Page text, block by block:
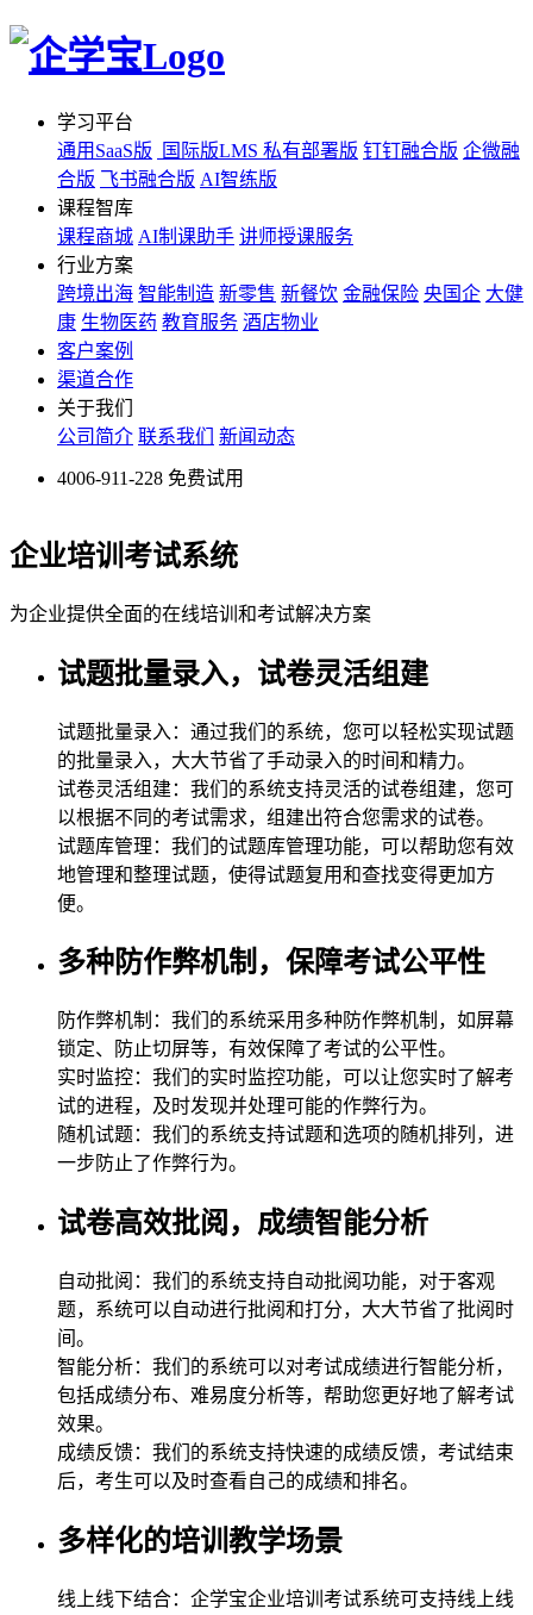
学习平台
通用SaaS版
国际版LMS 私有部署版 钉钉融合版 企微融
合版 飞书融合版 AI智练版
课程智库
课程商城 AI制课助手 讲师授课服务
行业方案
跨境出海 智能制造 新零售 新餐饮 金融保险 央国企 大健
康 生物医药 教育服务 酒店物业
客户案例
渠道合作
关于我们
公司简介 联系我们 新闻动态
4006-911-228 免费试用
企业培训考试系统
为企业提供全面的在线培训和考试解决方案
试题批量录入，试卷灵活组建
试题批量录入：通过我们的系统，您可以轻松实现试题
的批量录入，大大节省了手动录入的时间和精力。
试卷灵活组建：我们的系统支持灵活的试卷组建，您可
以根据不同的考试需求，组建出符合您需求的试卷。
试题库管理：我们的试题库管理功能，可以帮助您有效
地管理和整理试题，使得试题复用和查找变得更加方
便。
多种防作弊机制，保障考试公平性
防作弊机制：我们的系统采用多种防作弊机制，如屏幕
锁定、防止切屏等，有效保障了考试的公平性。
实时监控：我们的实时监控功能，可以让您实时了解考
试的进程，及时发现并处理可能的作弊行为。
随机试题：我们的系统支持试题和选项的随机排列，进
一步防止了作弊行为。
试卷高效批阅，成绩智能分析
自动批阅：我们的系统支持自动批阅功能，对于客观
题，系统可以自动进行批阅和打分，大大节省了批阅时
间。
智能分析：我们的系统可以对考试成绩进行智能分析，
包括成绩分布、难易度分析等，帮助您更好地了解考试
效果。
成绩反馈：我们的系统支持快速的成绩反馈，考试结束
后，考生可以及时查看自己的成绩和排名。
多样化的培训教学场景
线上线下结合：企学宝企业培训考试系统可支持线上线